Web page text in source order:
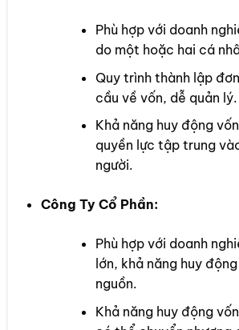
Phù hợp với doanh
do một hoặc hai cá
Quy trình thành lập
cầu về vốn, dễ quản lý.
Khả năng huy động
quyền lực tập trung
người.
Công Ty Cổ Phần:
Phù hợp với doanh
lớn, khả năng huy
nguồn.
Khả năng huy động